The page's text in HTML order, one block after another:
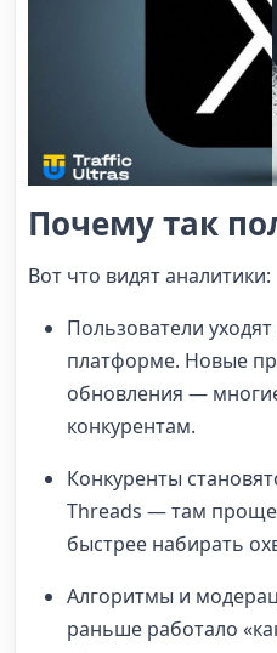
Почему так
Вот что видят аналитики:
Пользователи
платформе. Новые
обновления —
конкурентам.
Конкуренты
Threads — там проще
быстрее набирать
Алгоритмы и
раньше работало